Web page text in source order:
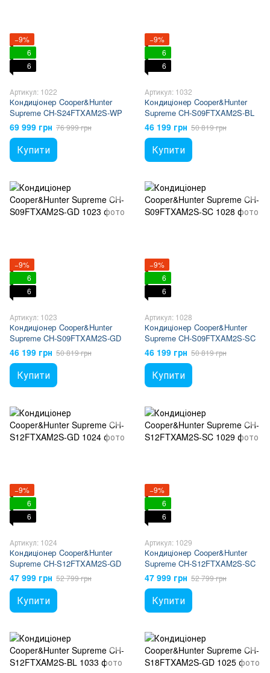
−9%
6
6
Артикул: 1022
Кондиціонер Cooper&Hunter
Supreme CH-S24FTXAM2S-WP
69 999 грн 76 999 грн
Купити
−9%
6
6
Артикул: 1032
Кондиціонер Cooper&Hunter
Supreme CH-S09FTXAM2S-BL
46 199 грн 50 819 грн
Купити
−9%
6
6
Артикул: 1023
Кондиціонер Cooper&Hunter
Supreme CH-S09FTXAM2S-GD
46 199 грн 50 819 грн
Купити
−9%
6
6
Артикул: 1028
Кондиціонер Cooper&Hunter
Supreme CH-S09FTXAM2S-SC
46 199 грн 50 819 грн
Купити
−9%
6
6
Артикул: 1024
Кондиціонер Cooper&Hunter
Supreme CH-S12FTXAM2S-GD
47 999 грн 52 799 грн
Купити
−9%
6
6
Артикул: 1029
Кондиціонер Cooper&Hunter
Supreme CH-S12FTXAM2S-SC
47 999 грн 52 799 грн
Купити